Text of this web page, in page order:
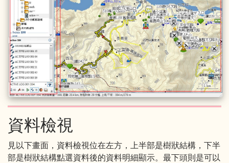
資料檢視
見以下畫面，資料檢視位在左方，上半部是樹狀結構，下半
部是樹狀結構點選資料後的資料明細顯示。最下頭則是可以